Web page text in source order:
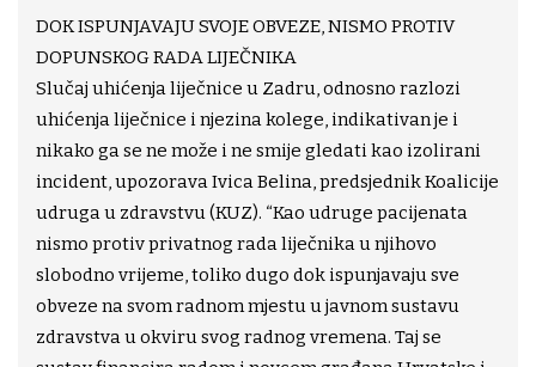
DOK ISPUNJAVAJU SVOJE OBVEZE, NISMO PROTIV
DOPUNSKOG RADA LIJEČNIKA
Slučaj uhićenja liječnice u Zadru, odnosno razlozi
uhićenja liječnice i njezina kolege, indikativan je i
nikako ga se ne može i ne smije gledati kao izolirani
incident, upozorava Ivica Belina, predsjednik Koalicije
udruga u zdravstvu (KUZ). “Kao udruge pacijenata
nismo protiv privatnog rada liječnika u njihovo
slobodno vrijeme, toliko dugo dok ispunjavaju sve
obveze na svom radnom mjestu u javnom sustavu
zdravstva u okviru svog radnog vremena. Taj se